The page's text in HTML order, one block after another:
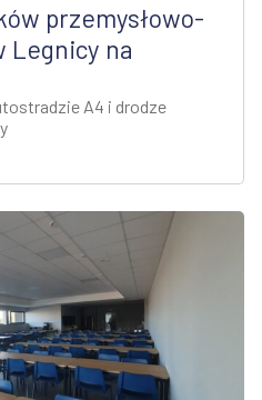
przemysłowo-
Legnicy na
A4 i drodze